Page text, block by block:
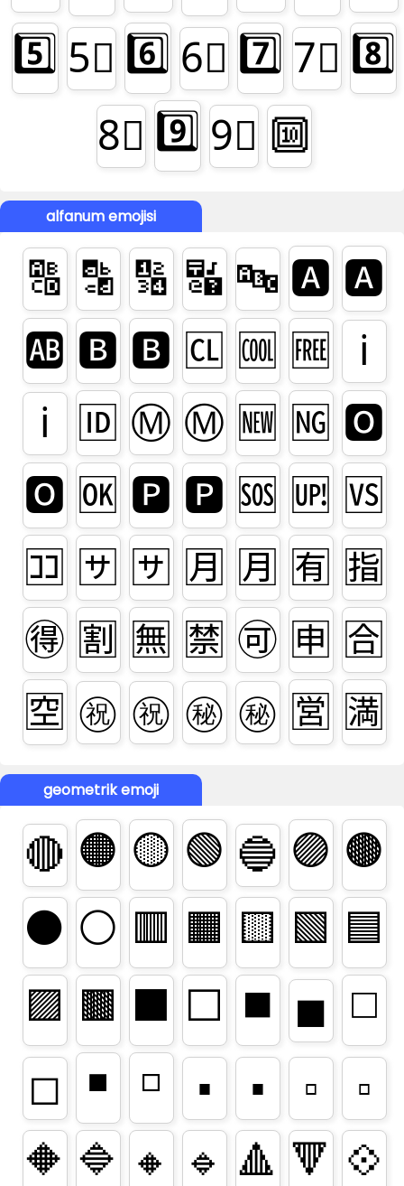
5️⃣ 5⃣ 6️⃣ 6⃣ 7️⃣ 7⃣ 8️⃣
8⃣ 9️⃣ 9⃣ 🔟
alfanum emojisi
🔠 🔡 🔢 🔣 🔤 🅰️ 🅰
🆎 🅱️ 🅱 🆑 🆒 🆓 ℹ️
ℹ 🆔 Ⓜ️ Ⓜ 🆕 🆖 🅾️
🅾 🆗 🅿️ 🅿 🆘 🆙 🆚
🈁 🈂️ 🈂 🈷️ 🈷 🈶 🈯
🉐 🈹 🈚 🈲 🉑 🈸 🈴
🈳 ㊗️ ㊗ ㊙️ ㊙ 🈺 🈵
geometrik emoji
🔴 🟠 🟡 🟢 🔵 🟣 🟤
⚫ ⚪ 🟥 🟧 🟨 🟩 🟦
🟪 🟫 ⬛ ⬜ ◼️ ◼ ◻️
◻ ◾ ◽ ▪️ ▪ ▫️
▫
🔶 🔷 🔸 🔹 🔺 🔻 💠